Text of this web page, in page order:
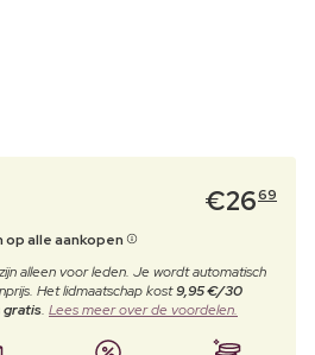
€2669
alle aankopen
alleen voor leden. Je wordt automatisch
Het lidmaatschap kost9,95 €/30
gratis. Lees meer over de voordelen.